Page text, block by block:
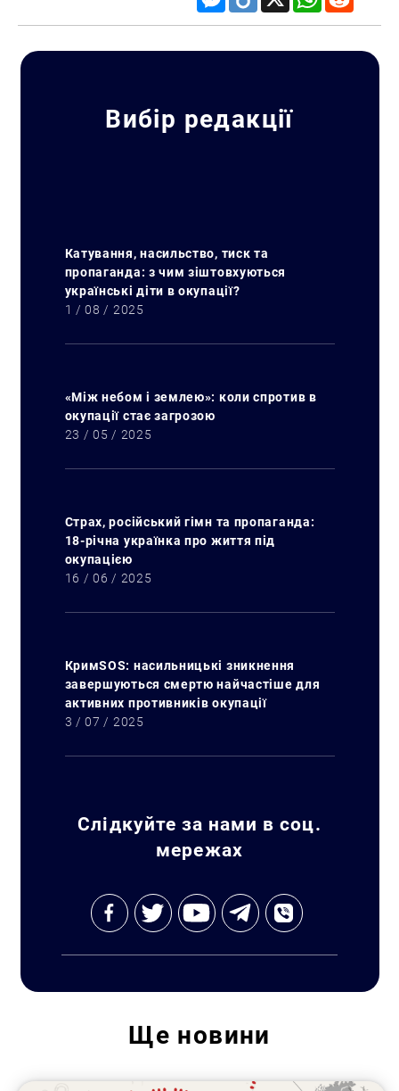
Вибір редакції
Катування, насильство, тиск та
пропаганда: з чим зіштовхуються
українські діти в окупації?
1 / 08 / 2025
«Між небом і землею»: коли спротив в
окупації стає загрозою
23 / 05 / 2025
Страх, російський гімн та пропаганда:
18-річна українка про життя під
окупацією
16 / 06 / 2025
КримSOS: насильницькі зникнення
завершуються смертю найчастіше для
активних противників окупації
3 / 07 / 2025
Слідкуйте за нами в соц.
мережах
Ще новини